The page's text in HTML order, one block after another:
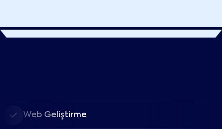
Web Geliştirme